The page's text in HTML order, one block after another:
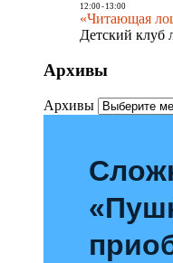
12:00- 13:00
«Читающая
Детский клуб
Архивы
Архивы